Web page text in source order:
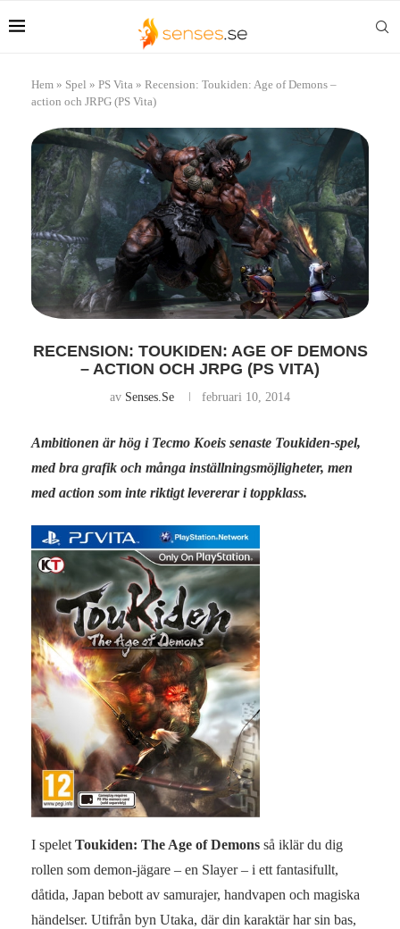
Hem » Spel » PS Vita » Recension: Toukiden: Age of Demons –
action och JRPG (PS Vita)
RECENSION: TOUKIDEN: AGE OF DEMONS
– ACTION OCH JRPG (PS VITA)
av Senses.se februari 10, 2014
Ambitionen är hög i Tecmo Koeis senaste Toukiden-spel,
med bra grafik och många inställningsmöjligheter, men
med action som inte riktigt levererar i toppklass.
I spelet Toukiden: The Age of Demons så iklär du dig
rollen som demon-jägare – en Slayer – i ett fantasifullt,
dåtida, Japan bebott av samurajer, handvapen och magiska
händelser. Utifrån byn Utaka, där din karaktär har sin bas,